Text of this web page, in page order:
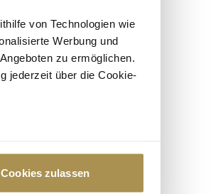
von Technologien wie
Werbung und
zu ermöglichen.
jederzeit über die Cookie-
Präferenzen im
Cookies zulassen